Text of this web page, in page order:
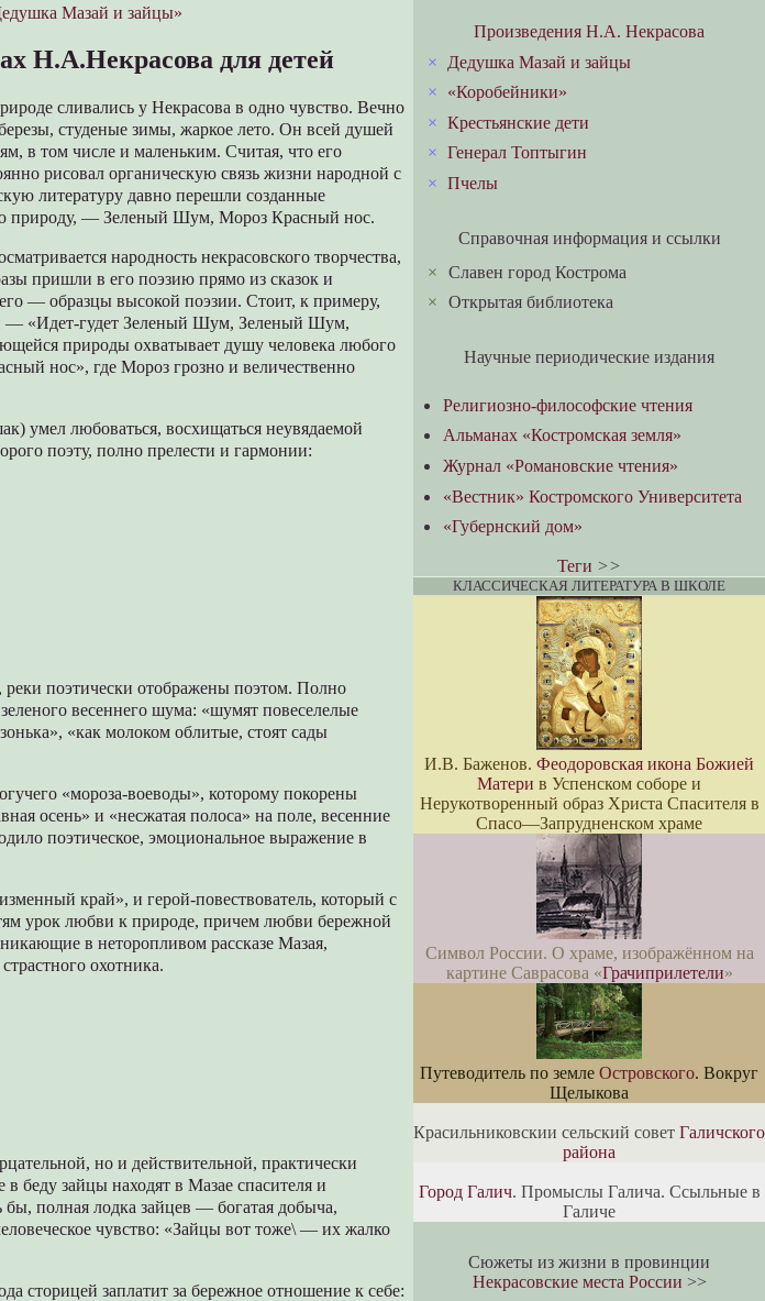
Мазай и зайцы»
Н.А.Некрасова для детей
сливались у Некрасова в одно чувство. Вечно
студеные зимы, жаркое лето. Он всей душей
в том числе и маленьким. Считая, что его
рисовал органическую связь жизни народной с
литературу давно перешли созданные
природу, — Зеленый Шум, Мороз Красный нос.
народность некрасовского творчества,
пришли в его поэзию прямо из сказок и
— образцы высокой поэзии. Стоит, к примеру,
— «Идет-гудет Зеленый Шум, Зеленый Шум,
природы охватывает душу человека любого
нос», где Мороз грозно и величественно
умел любоваться, восхищаться неувядаемой
поэту, полно прелести и гармонии:
реки поэтически отображены поэтом. Полно
весеннего шума: «шумят повеселелые
«как молоком облитые, стоят сады
«мороза-воеводы», которому покорены
осень» и «несжатая полоса» на поле, весенние
поэтическое, эмоциональное выражение в
край», и герой-повествователь, который с
урок любви к природе, причем любви бережной
в неторопливом рассказе Мазая,
охотника.
но и действительной, практически
беду зайцы находят в Мазае спасителя и
полная лодка зайцев — богатая добыча,
чувство: «Зайцы вот тоже\ — их жалко
сторицей заплатит за бережное отношение к себе:
Произведения Н.А. Некрасова
Дедушка Мазай и зайцы
«Коробейники»
×Крестьянские дети
×Генерал Топтыгин
×Пчелы
Справочная информация и ссылки
×Славен город Кострома
×Открытая библиотека
Научные периодические издания
Религиозно-философские чтения
Альманах «Костромская земля»
Журнал «Романовские чтения»
«Вестник» Костромского Университета
«Губернский дом»
Теги >>
КЛАССИЧЕСКАЯ ЛИТЕРАТУРА В ШКОЛЕ
И.В. Баженов. Феодоровская икона Божией
Матери в Успенском соборе и
Нерукотворенный образ Христа Спасителя в
Спасо—Запрудненском храме
Символ России. О храме, изображённом на
картине Саврасова «Грачиприлетели»
Путеводитель по земле Островского. Вокруг
Щелыкова
Красильниковскии сельский совет Галичского
района
Город Галич. Промыслы Галича. Ссыльные в
Галиче
Сюжеты из жизни в провинции
Некрасовские места России >>